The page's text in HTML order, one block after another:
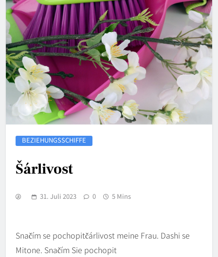
BEZIEHUNGSSCHIFFE
Šárlivost
31. Juli 2023 0 5 Mins
Snačím se pochopitčárlivost meine Frau. Dashi se
Mitone. Snačím Sie pochopit